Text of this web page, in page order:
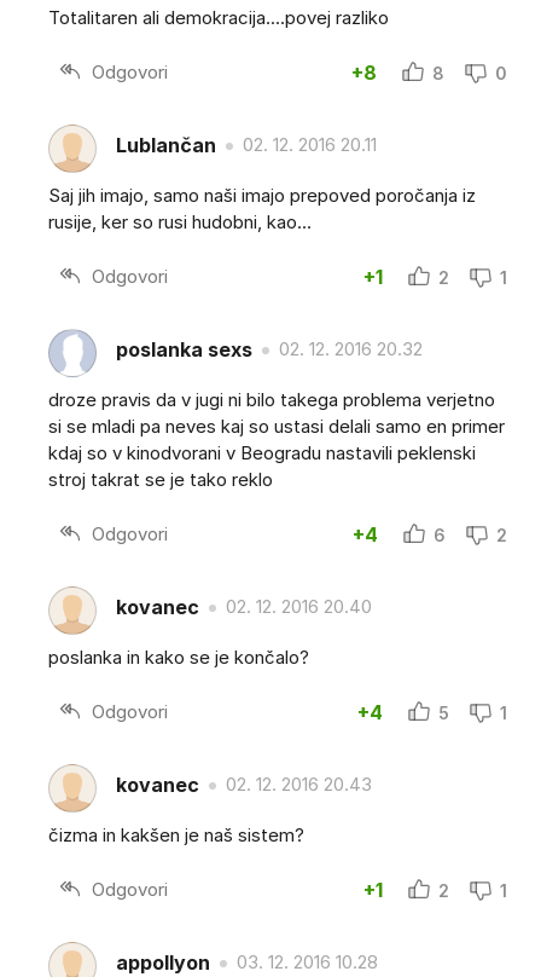
Totalitaren ali demokracija....povej razliko
Odgovori +8 8 0
Lublančan 02. 12. 2016 20.11
Saj jih imajo, samo naši imajo prepoved poročanja iz
rusije, ker so rusi hudobni, kao...
Odgovori +1 2 1
poslanka sexs 02. 12. 2016 20.32
droze pravis da v jugi ni bilo takega problema verjetno
si se mladi pa neves kaj so ustasi delali samo en primer
kdaj so v kinodvorani v Beogradu nastavili peklenski
stroj takrat se je tako reklo
Odgovori +4 6 2
kovanec 02. 12. 2016 20.40
poslanka in kako se je končalo?
Odgovori +4 5 1
kovanec 02. 12. 2016 20.43
čizma in kakšen je naš sistem?
Odgovori +1 2 1
appollyon 03. 12. 2016 10.28